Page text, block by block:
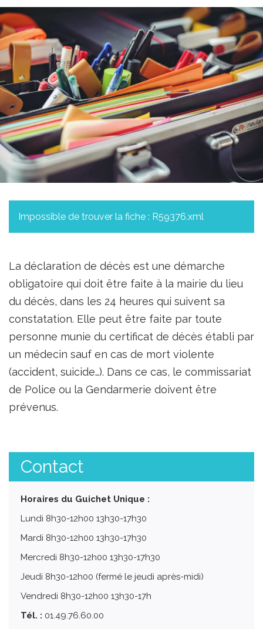
Impossible de trouver la fiche : R59376.xml
La déclaration de décès est une démarche
obligatoire qui doit être faite à la mairie du lieu
du décès, dans les 24 heures qui suivent sa
constatation. Elle peut être faite par toute
personne munie du certificat de décès établi par
un médecin sauf en cas de mort violente
(accident, suicide…). Dans ce cas, le commissariat
de Police ou la Gendarmerie doivent être
prévenus.
Contact
Horaires du Guichet Unique :
Lundi 8h30-12h00 13h30-17h30
Mardi 8h30-12h00 13h30-17h30
Mercredi 8h30-12h00 13h30-17h30
Jeudi 8h30-12h00 (fermé le jeudi après-midi)
Vendredi 8h30-12h00 13h30-17h
Tél. : 01.49.76.60.00